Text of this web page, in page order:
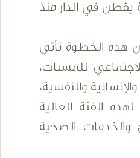
15 مسنة يقطن في الدار منذ
هذه الخطوة تأتي
للمسنات،
والإنسانية والنفسية،
الفئة الغالية
والخدمات الصحية